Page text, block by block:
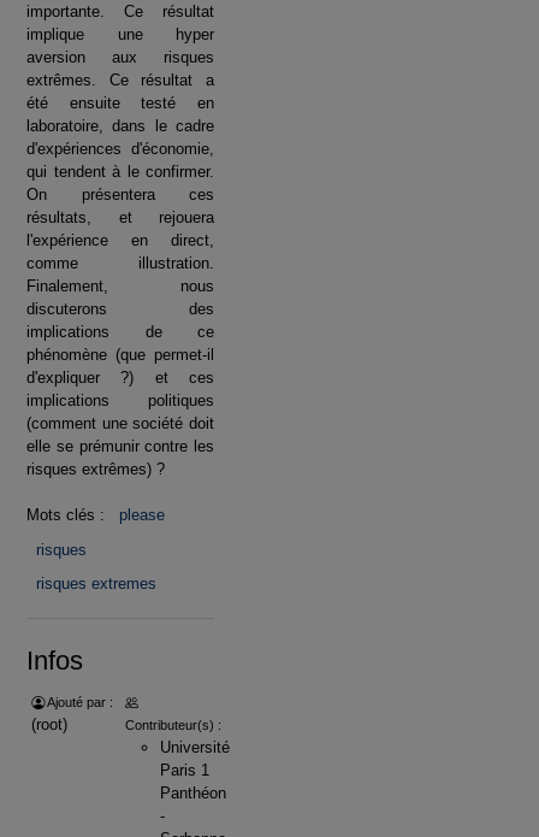
importante. Ce résultat
implique une hyper
aversion aux risques
extrêmes. Ce résultat a
été ensuite testé en
laboratoire, dans le cadre
d'expériences d'économie,
qui tendent à le confirmer.
On présentera ces
résultats, et rejouera
l'expérience en direct,
comme illustration.
Finalement, nous
discuterons des
implications de ce
phénomène (que permet-il
d'expliquer ?) et ces
implications politiques
(comment une société doit
elle se prémunir contre les
risques extrêmes) ?
Mots clés :
please
risques
risques extremes
Infos
Ajouté par :
(root) Contributeur(s) :
Université
Paris 1
Panthéon
-